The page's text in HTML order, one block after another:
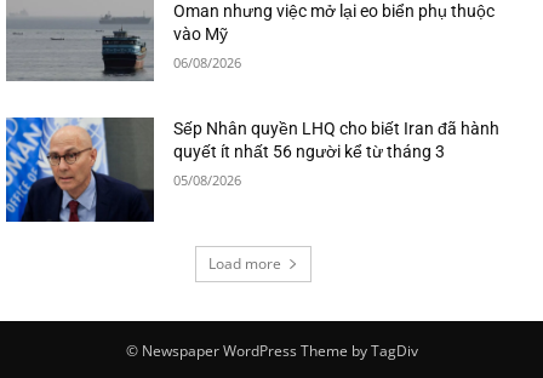
Oman nhưng việc mở lại eo biển phụ thuộc
vào Mỹ
06/08/2026
Sếp Nhân quyền LHQ cho biết Iran đã hành
quyết ít nhất 56 người kể từ tháng 3
05/08/2026
Load more
© Newspaper WordPress Theme by TagDiv